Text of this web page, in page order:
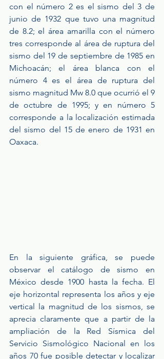
con el número 2 es el sismo del 3 de
junio de 1932 que tuvo una magnitud
de 8.2; el área amarilla con el número
tres corresponde al área de ruptura del
sismo del 19 de septiembre de 1985 en
Michoacán; el área blanca con el
número 4 es el área de ruptura del
sismo magnitud Mw 8.0 que ocurrió el 9
de octubre de 1995; y en número 5
corresponde a la localización estimada
del sismo del 15 de enero de 1931 en
Oaxaca.
En la siguiente gráfica, se puede
observar el catálogo de sismo en
México desde 1900 hasta la fecha. El
eje horizontal representa los años y eje
vertical la magnitud de los sismos, se
aprecia claramente que a partir de la
ampliación de la Red Sísmica del
Servicio Sismológico Nacional en los
años 70 fue posible detectar y localizar